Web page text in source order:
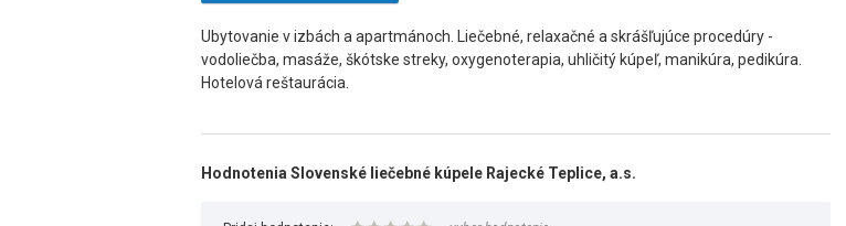
Ubytovanie v izbách a apartmánoch. Liečebné, relaxačné a skrášľujúce procedúry -
vodoliečba, masáže, škótske streky, oxygenoterapia, uhličitý kúpeľ, manikúra, pedikúra.
Hotelová reštaurácia.
Hodnotenia Slovenské liečebné kúpele Rajecké Teplice, a.s.